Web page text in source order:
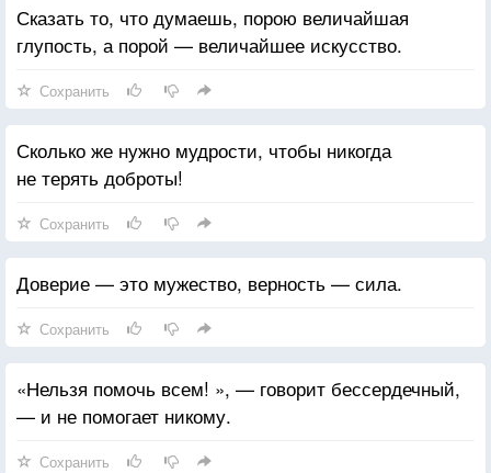
Сказать то, что думаешь, порою величайшая
глупость, а порой — величайшее искусство.
Сохранить
Сколько же нужно мудрости, чтобы никогда
не терять доброты!
Сохранить
Доверие — это мужество, верность — сила.
Сохранить
«Нельзя помочь всем! », — говорит бессердечный,
— и не помогает никому.
Сохранить